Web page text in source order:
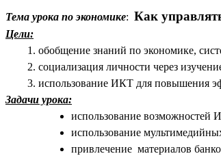
Тема урока по экономике: Как
Цели:
обобщение знаний по экономике,
социализация личности через
использование ИКТ для повышения
Задачи урока:
использование возможностей
использование
привлечение материалов